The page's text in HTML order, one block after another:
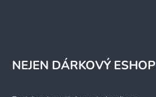
NEJEN DÁRKOVÝ ESHOP